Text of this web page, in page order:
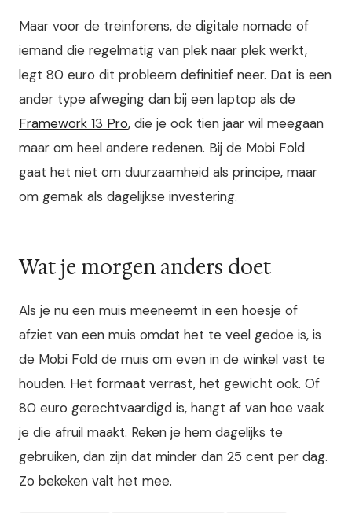
Maar voor de treinforens, de digitale nomade of
iemand die regelmatig van plek naar plek werkt,
legt 80 euro dit probleem definitief neer. Dat is een
ander type afweging dan bij een laptop als de
Framework 13 Pro, die je ook tien jaar wil meegaan
maar om heel andere redenen. Bij de Mobi Fold
gaat het niet om duurzaamheid als principe, maar
om gemak als dagelijkse investering.
Wat je morgen anders doet
Als je nu een muis meeneemt in een hoesje of
afziet van een muis omdat het te veel gedoe is, is
de Mobi Fold de muis om even in de winkel vast te
houden. Het formaat verrast, het gewicht ook. Of
80 euro gerechtvaardigd is, hangt af van hoe vaak
je die afruil maakt. Reken je hem dagelijks te
gebruiken, dan zijn dat minder dan 25 cent per dag.
Zo bekeken valt het mee.